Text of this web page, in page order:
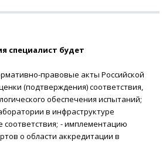
специалист будет
правовые акты Российской
(подтверждения) соответствия,
обеспечения испытаний;
в инфраструктуре
соответствия; - имплементацию
о области аккредитации в